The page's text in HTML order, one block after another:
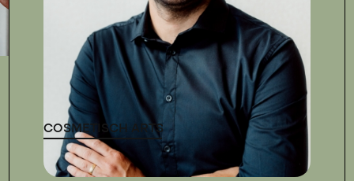
COSMETISCH ARTS